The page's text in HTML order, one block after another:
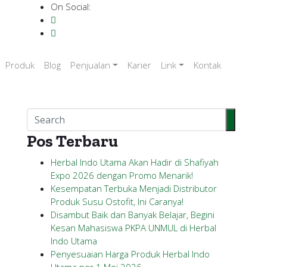
On Social:
Produk Blog Penjualan Karier Link Kontak
Pos Terbaru
Herbal Indo Utama Akan Hadir di Shafiyah
Expo 2026 dengan Promo Menarik!
Kesempatan Terbuka Menjadi Distributor
Produk Susu Ostofit, Ini Caranya!
Disambut Baik dan Banyak Belajar, Begini
Kesan Mahasiswa PKPA UNMUL di Herbal
Indo Utama
Penyesuaian Harga Produk Herbal Indo